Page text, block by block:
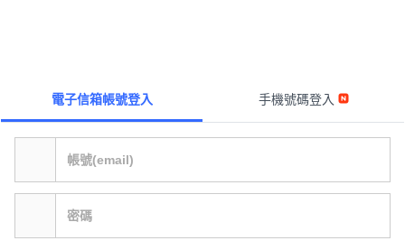
電子信箱帳號登入 手機號碼登入